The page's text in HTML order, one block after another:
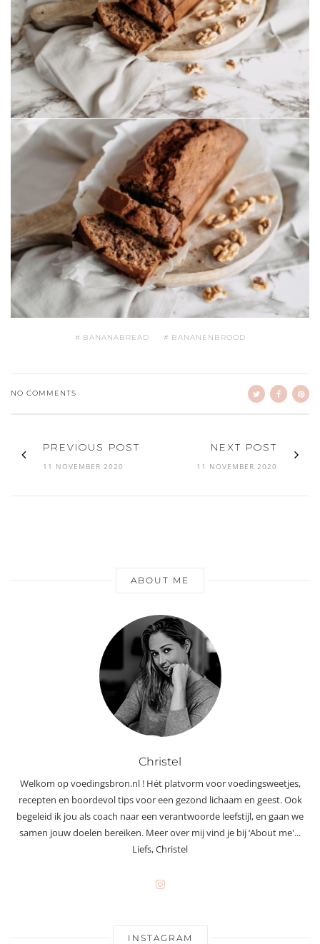
BANANABREAD BANANENBROOD
NO COMMENTS
PREVIOUS POST
11 NOVEMBER 2020
NEXT POST
11 NOVEMBER 2020
ABOUT ME
Christel
Welkom op voedingsbron.nl ! Hét platvorm voor voedingsweetjes,
recepten en boordevol tips voor een gezond lichaam en geest. Ook
begeleid ik jou als coach naar een verantwoorde leefstijl, en gaan we
samen jouw doelen bereiken. Meer over mij vind je bij ‘About me'...
Liefs, Christel
INSTAGRAM